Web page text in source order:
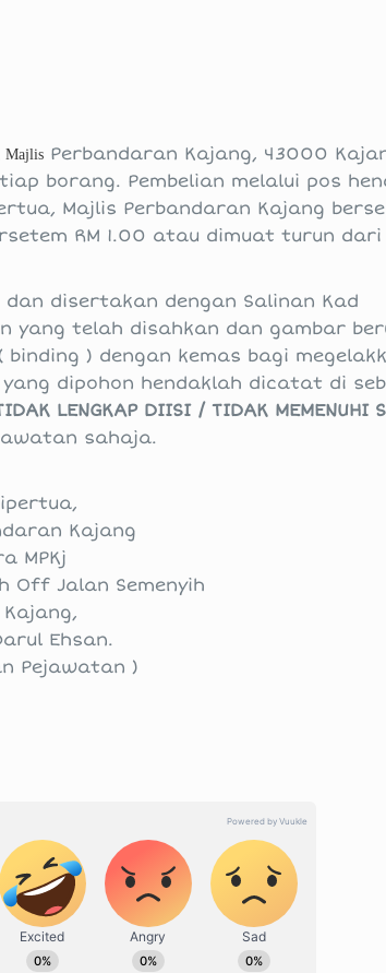
Majlis Perbandaran Kajang, 43000
borang. Pembelian melalui pos
Majlis Perbandaran Kajang
RM 1.00 atau dimuat turun
disertakan dengan Salinan Kad
yang telah disahkan dan gambar
) dengan kemas bagi
dipohon hendaklah dicatat di
LENGKAP DIISI / TIDAK MEMENUHI
sahaja.
Kajang
MPKj
Off Jalan Semenyih
Ehsan.
Pejawatan )